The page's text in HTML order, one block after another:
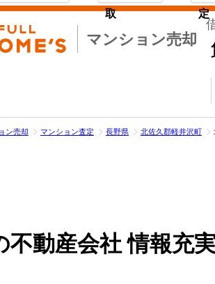
マンション売却
取 定
ン売却 マンション査定 長野県 北佐久郡軽井沢町
不動産会社 情報充